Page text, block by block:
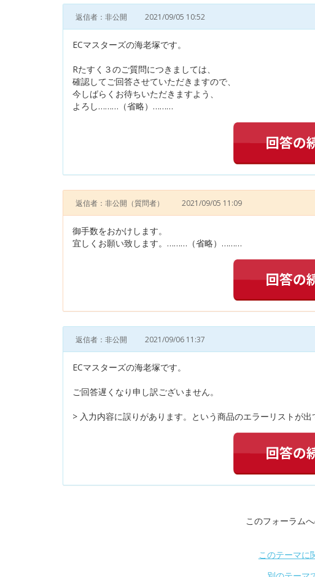
返信者：非公開 2021/09/05 10:52
ECマスターズの海老塚です。
Rたすく３のご質問につきましては、
確認してご回答させていただきますので、
今しばらくお待ちいただきますよう、
よろし………（省略）………
返信者：非公開 （質問者） 2021/09/05 11:09
御手数をおかけします。
宜しくお願い致します。………（省略）………
返信者：非公開 2021/09/06 11:37
ECマスターズの海老塚です。
ご回答遅くなり申し訳ございません。
> 入力内容に誤りがあります。という商品のエラーリスト
このフォーラム
このテーマに